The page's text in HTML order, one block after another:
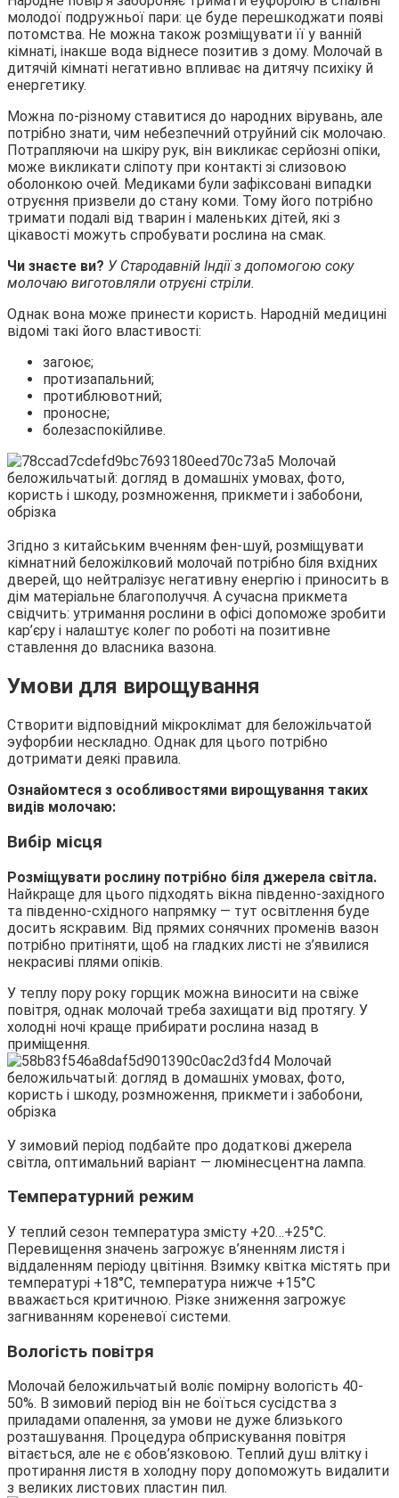
молодої подружньої пари: це буде перешкоджати появі
потомства. Не можна також розміщувати її у ванній
кімнаті, інакше вода віднесе позитив з дому. Молочай в
дитячій кімнаті негативно впливає на дитячу психіку й
енергетику.
Можна по-різному ставитися до народних вірувань, але
потрібно знати, чим небезпечний отруйний сік молочаю.
Потрапляючи на шкіру рук, він викликає серйозні опіки,
може викликати сліпоту при контакті зі слизовою
оболонкою очей. Медиками були зафіксовані випадки
отруєння призвели до стану коми. Тому його потрібно
тримати подалі від тварин і маленьких дітей, які з
цікавості можуть спробувати рослина на смак.
Чи знаєте ви? У Стародавній Індії з допомогою соку
молочаю виготовляли отруєні стріли.
Однак вона може принести користь. Народній медицині
відомі такі його властивості:
загоює;
протизапальний;
протиблювотний;
проносне;
болезаспокійливе.
Згідно з китайським вченням фен-шуй, розміщувати
кімнатний беложілковий молочай потрібно біля вхідних
дверей, що нейтралізує негативну енергію і приносить в
дім матеріальне благополуччя. А сучасна прикмета
свідчить: утримання рослини в офісі допоможе зробити
кар’єру і налаштує колег по роботі на позитивне
ставлення до власника вазона.
Умови для вирощування
Створити відповідний мікроклімат для беложільчатой
эуфорбии нескладно. Однак для цього потрібно
дотримати деякі правила.
Ознайомтеся з особливостями вирощування таких
видів молочаю:
Вибір місця
Розміщувати рослину потрібно біля джерела світла.
Найкраще для цього підходять вікна південно-західного
та південно-східного напрямку — тут освітлення буде
досить яскравим. Від прямих сонячних променів вазон
потрібно притіняти, щоб на гладких листі не з’явилися
некрасиві плями опіків.
У теплу пору року горщик можна виносити на свіже
повітря, однак молочай треба захищати від протягу. У
холодні ночі краще прибирати рослина назад в
приміщення.
У зимовий період подбайте про додаткові джерела
світла, оптимальний варіант — люмінесцентна лампа.
Температурний режим
У теплий сезон температура змісту +20…+25°С.
Перевищення значень загрожує в’яненням листя і
віддаленням періоду цвітіння. Взимку квітка містять при
температурі +18°С, температура нижче +15°С
вважається критичною. Різке зниження загрожує
загниванням кореневої системи.
Вологість повітря
Молочай беложильчатый воліє помірну вологість 40-
50%. В зимовий період він не боїться сусідства з
приладами опалення, за умови не дуже близького
розташування. Процедура обприскування повітря
вітається, але не є обов’язковою. Теплий душ влітку і
протирання листя в холодну пору допоможуть видалити
з великих листових пластин пил.